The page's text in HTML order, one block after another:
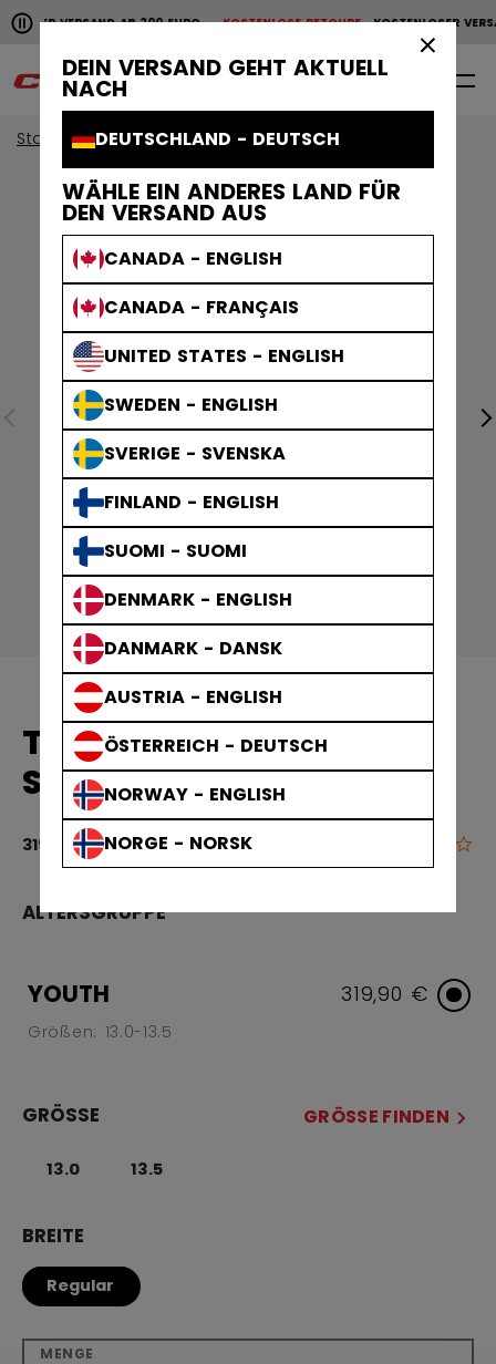
DEIN VERSAND GEHT AKTUELL
NACH
DEUTSCHLAND - DEUTSCH
WÄHLE EIN ANDERES LAND FÜR
DEN VERSAND AUS
CANADA - ENGLISH
CANADA - FRANÇAIS
UNITED STATES - ENGLISH
SWEDEN - ENGLISH
SVERIGE - SVENSKA
FINLAND - ENGLISH
SUOMI - SUOMI
DENMARK - ENGLISH
DANMARK - DANSK
AUSTRIA - ENGLISH
ÖSTERREICH - DEUTSCH
NORWAY - ENGLISH
NORGE - NORSK
Horizontale Bildlaufanimation anhalten.
VERSAND AB 200 EUROKOSTENLOSE RETOURE KOSTENLOSER
KOSTENLOSER VERSAND AB 200 EURO KOSTENLOSE
0
Start
TACKS XR
SCHLITTSCHUHE YOUTH
319,90 € 5 von 5
ALTERSGRUPPE
YOUTH
Größen: 13.0-13.5
319,90 €
GRÖSSE GRÖSSE FINDEN
13.0 13.5
BREITE
Regular
MENGE